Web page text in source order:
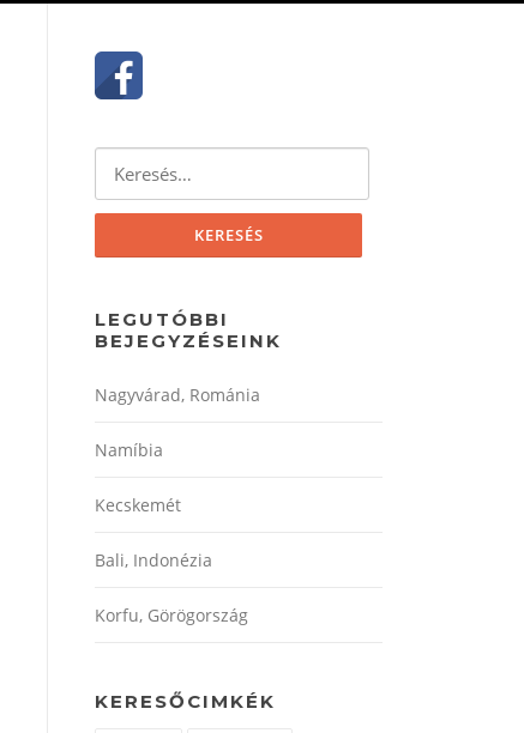
Keresés:
LEGUTÓBBI
BEJEGYZÉSEINK
Nagyvárad, Románia
Namíbia
Kecskemét
Bali, Indonézia
Korfu, Görögország
KERESŐCIMKÉK